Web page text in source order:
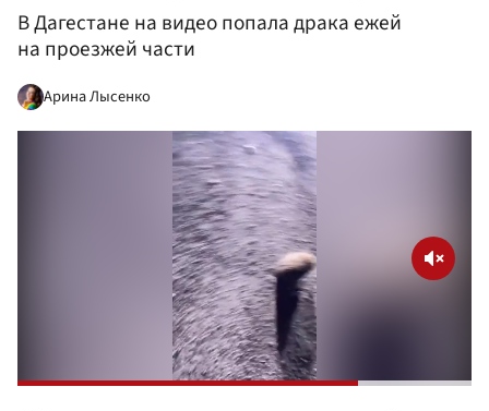
В Дагестане на видео попала драка ежей
на проезжей части
Арина Лысенко